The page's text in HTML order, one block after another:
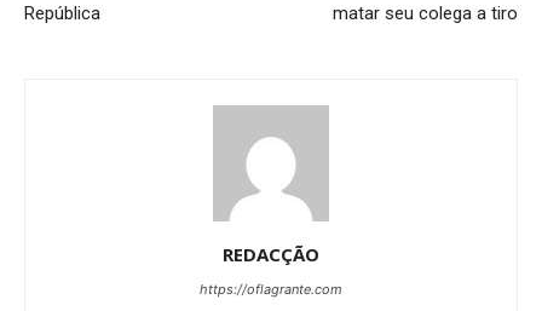
República
matar seu colega a tiro
REDACÇÃO
https://oflagrante.com